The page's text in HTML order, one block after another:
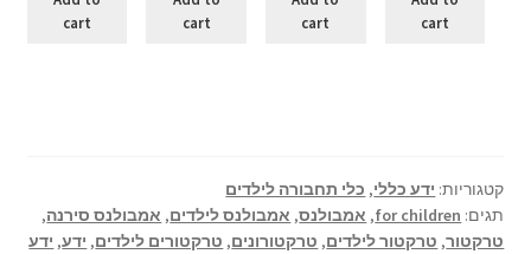
cart
cart
cart
cart
קטגוריות: ידע כללי, כלי תחבורה לילדים
תגים: for children
, אמבולנס, אמבולנס לילדים, אמבולנס סירנה,
טרקטור, טרקטור לילדים, טרקטורונים, טרקטורים לילדים, ידע, ידע